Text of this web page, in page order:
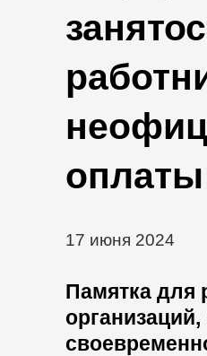
оплаты
17 июня 2024
Памятка для